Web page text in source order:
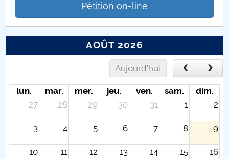
Pétition on-line
AOÛT 2026
Aujourd'hui
lun. mar. mer. jeu. ven. sam.
dim.
27
28 29 30 31 1 2
3 4 5 6 7 8 9
10 11 12 13 14 15 16